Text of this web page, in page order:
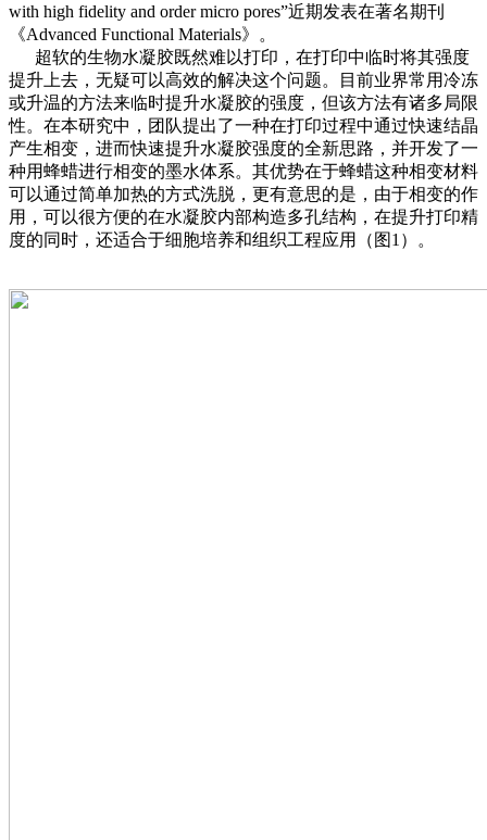
with high fidelity and order micro pores”近期发表在著名期刊
《Advanced Functional Materials》。
超软的生物水凝胶既然难以打印，在打印中临时将其强度
提升上去，无疑可以高效的解决这个问题。目前业界常用冷冻
或升温的方法来临时提升水凝胶的强度，但该方法有诸多局限
性。在本研究中，团队提出了一种在打印过程中通过快速结晶
产生相变，进而快速提升水凝胶强度的全新思路，并开发了一
种用蜂蜡进行相变的墨水体系。其优势在于蜂蜡这种相变材料
可以通过简单加热的方式洗脱，更有意思的是，由于相变的作
用，可以很方便的在水凝胶内部构造多孔结构，在提升打印精
度的同时，还适合于细胞培养和组织工程应用（图1）。